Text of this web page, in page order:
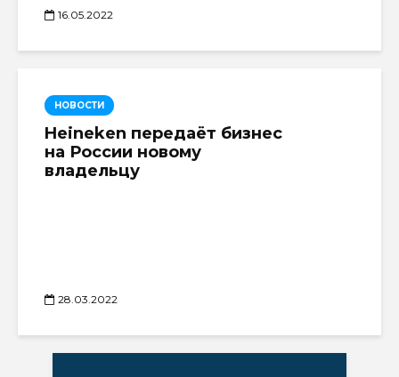
16.05.2022
НОВОСТИ
Heineken передаёт бизнес
на России новому
владельцу
28.03.2022